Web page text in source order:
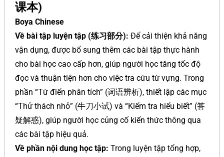
课本)
Boya Chinese
Về bài tập luyện tập (练习部分): Để cải thiện khả năng
vận dụng, được bổ sung thêm các bài tập thực hành
cho bài học cao cấp hơn, giúp người học tăng tốc độ
đọc và thuận tiện hơn cho việc tra cứu từ vựng. Trong
phần “Từ điển phân tích” (词语辨析), thiết lập các mục
“Thử thách nhỏ” (牛刀小试) và “Kiểm tra hiểu biết” (答
疑解惑), giúp người học củng cố kiến thức thông qua
các bài tập hiệu quả.
Về phần nội dung học tập: Trong luyện tập tổng hợp,